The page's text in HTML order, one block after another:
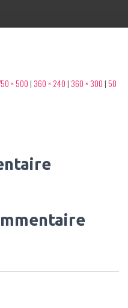
N
× 500 | 360 × 240 | 360 × 300 |50